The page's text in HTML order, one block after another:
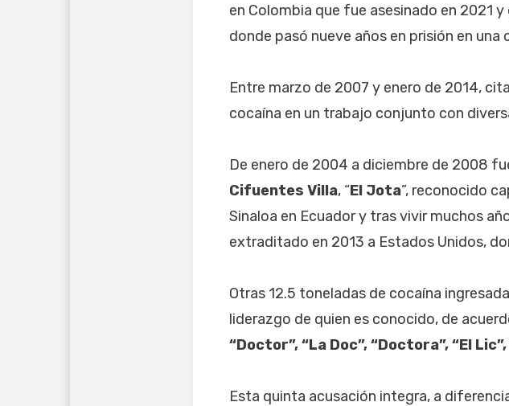
en Colombia que fue asesinado en 2021
donde pasó nueve años en prisión en una
Entre marzo de 2007 y enero de 2014,
cocaína en un trabajo conjunto con
De enero de 2004 a diciembre de 2008
Cifuentes Villa, “El Jota”, reconocido
Sinaloa en Ecuador y tras vivir muchos
extraditado en 2013 a Estados Unidos,
Otras 12.5 toneladas de cocaína
liderazgo de quien es conocido, de
“Doctor”, “La Doc”, “Doctora”, “El
Esta quinta acusación integra, a